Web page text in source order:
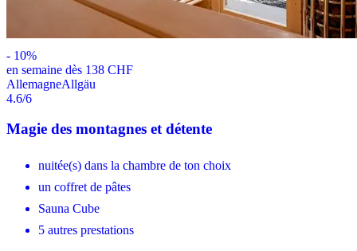
- 10%
en semaine dès 138 CHF
AllemagneAllgäu
4.6/6
Magie des montagnes et détente
nuitée(s) dans la chambre de ton choix
un coffret de pâtes
Sauna Cube
5 autres prestations